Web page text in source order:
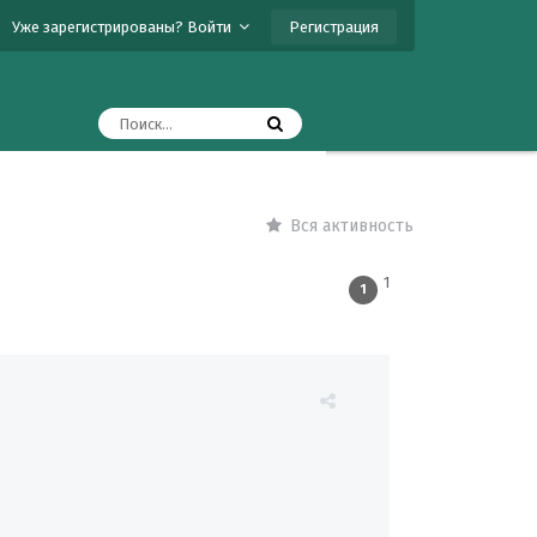
Уже зарегистрированы? Войти Регистрация
Вся активность
1
1